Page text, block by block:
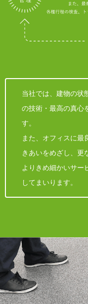
当社では、建物の状
の技術・最高の真心
す。
また、オフィスに最
きあいをめざし、更
よりきめ細かいサー
してまいります。